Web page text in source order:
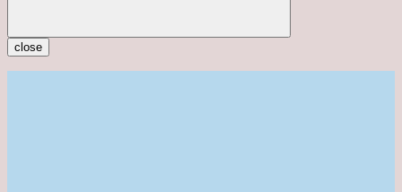
close